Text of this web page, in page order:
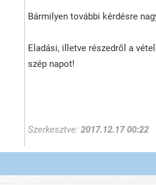
Bármilyen további kérdésre
Eladási, illetve részedről a
szép napot!
Szerkesztve: 2017.12.17 00:22